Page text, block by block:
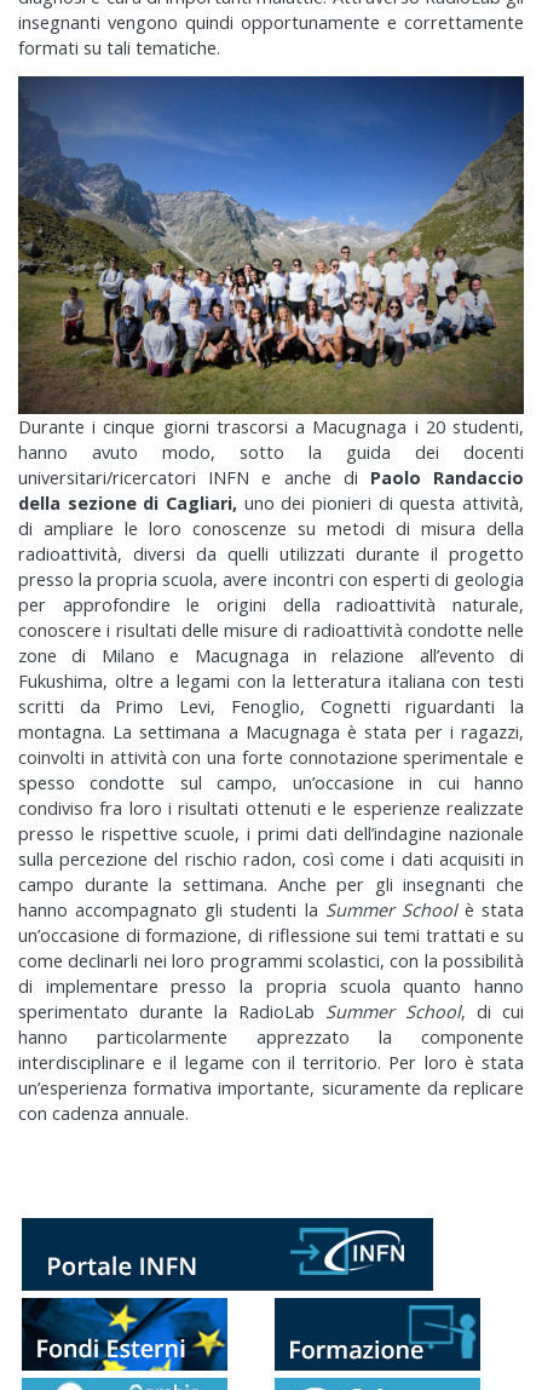
insegnanti vengono quindi opportunamente e correttamente
formati su tali tematiche.
Durante i cinque giorni trascorsi a Macugnaga i 20 studenti,
hanno avuto modo, sotto la guida dei docenti
universitari/ricercatori INFN e anche di Paolo Randaccio
della sezione di Cagliari, uno dei pionieri di questa attività,
di ampliare le loro conoscenze su metodi di misura della
radioattività, diversi da quelli utilizzati durante il progetto
presso la propria scuola, avere incontri con esperti di geologia
per approfondire le origini della radioattività naturale,
conoscere i risultati delle misure di radioattività condotte nelle
zone di Milano e Macugnaga in relazione all’evento di
Fukushima, oltre a legami con la letteratura italiana con testi
scritti da Primo Levi, Fenoglio, Cognetti riguardanti la
montagna. La settimana a Macugnaga è stata per i ragazzi,
coinvolti in attività con una forte connotazione sperimentale e
spesso condotte sul campo, un’occasione in cui hanno
condiviso fra loro i risultati ottenuti e le esperienze realizzate
presso le rispettive scuole, i primi dati dell’indagine nazionale
sulla percezione del rischio radon, così come i dati acquisiti in
campo durante la settimana. Anche per gli insegnanti che
hanno accompagnato gli studenti la Summer Schoolè stata
un’occasione di formazione, di riflessione sui temi trattati e su
come declinarli nei loro programmi scolastici, con la possibilità
di implementare presso la propria scuola quanto hanno
sperimentato durante la RadioLab Summer School, di cui
hanno particolarmente apprezzato la componente
interdisciplinare e il legame con il territorio. Per loro è stata
un’esperienza formativa importante, sicuramente da replicare
con cadenza annuale.